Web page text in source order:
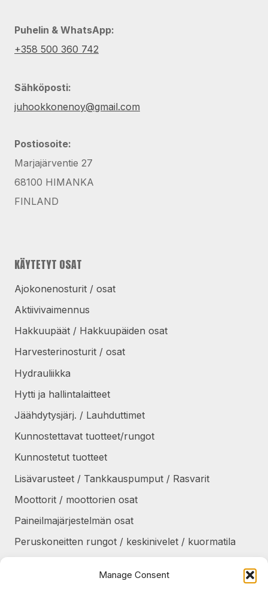
Manage Consent
Puhelin & WhatsApp:
+358 500 360 742
Sähköposti:
juhookkonenoy@gmail.com
Postiosoite:
Marjajärventie 27
68100 HIMANKA
FINLAND
KÄYTETYT OSAT
Ajokonenosturit / osat
Aktiivivaimennus
Hakkuupäät / Hakkuupäiden osat
Harvesterinosturit / osat
Hydrauliikka
Hytti ja hallintalaitteet
Jäähdytysjärj. / Lauhduttimet
Kunnostettavat tuotteet/rungot
Kunnostetut tuotteet
Lisävarusteet / Tankkauspumput / Rasvarit
Moottorit / moottorien osat
Paineilmajärjestelmän osat
Peruskoneitten rungot / keskinivelet / kuormatila